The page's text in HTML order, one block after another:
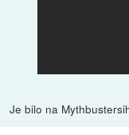
Je bilo na